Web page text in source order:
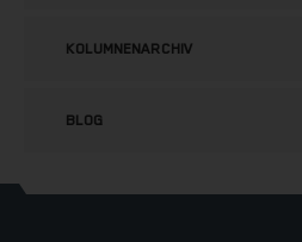
KOLUMNENARCHIV
BLOG